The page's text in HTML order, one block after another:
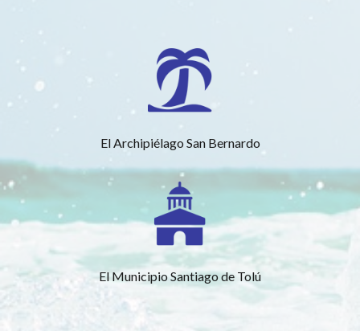
El Archipiélago San Bernardo
El Municipio Santiago de Tolú